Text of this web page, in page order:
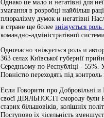
Однако це мало и негатівні для
змагання в розробці найбільш
плюралізму думок и негатівні
в стране ще более зніжується роль
командно-адміністратівної системи.
Одночасно зніжується роль и
363 селах Київської губернії
Середньому по Республіці - 55%.
Повністю переходять під
Если Говорити про Добровільні и
своєї ДІЯЛЬНОСТІ смороду були
старих більшовіків, колішніх
Поступово їх чісельність